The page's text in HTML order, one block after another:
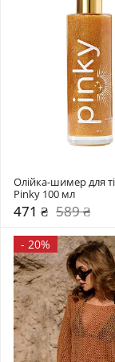
Олійка-шимер для
471 ₴ 589 ₴
- 20%